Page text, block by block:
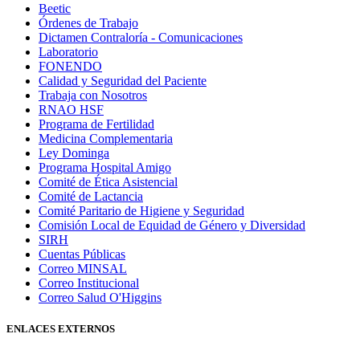
Beetic
Órdenes de Trabajo
Dictamen Contraloría - Comunicaciones
Laboratorio
FONENDO
Calidad y Seguridad del Paciente
Trabaja con Nosotros
RNAO HSF
Programa de Fertilidad
Medicina Complementaria
Ley Dominga
Programa Hospital Amigo
Comité de Ética Asistencial
Comité de Lactancia
Comité Paritario de Higiene y Seguridad
Comisión Local de Equidad de Género y Diversidad
SIRH
Cuentas Públicas
Correo MINSAL
Correo Institucional
Correo Salud O'Higgins
ENLACES EXTERNOS